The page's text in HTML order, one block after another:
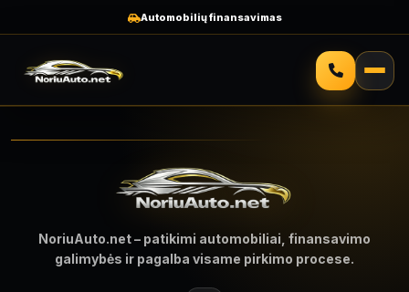
Automobilių finansavimas
NoriuAuto.net – patikimi automobiliai, finansavimo
galimybės ir pagalba visame pirkimo procese.